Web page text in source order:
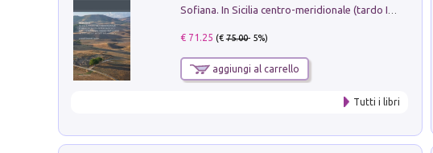
€ 71.25 (€75.00- 5%)
aggiungi al carrello
Tutti i libri